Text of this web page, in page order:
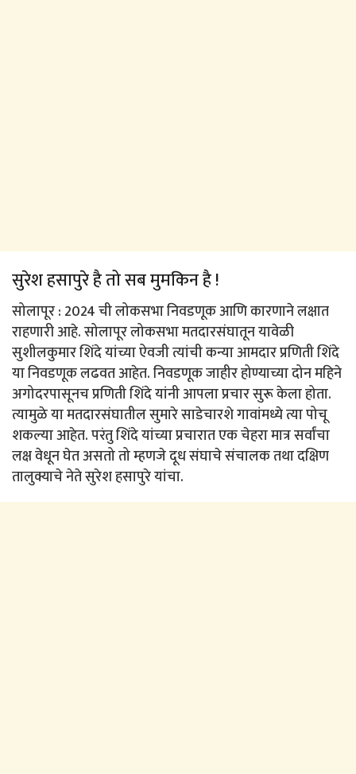
सुरेश हसापुरे है तो सब मुमकिन है !
सोलापूर : 2024 ची लोकसभा निवडणूक आणि कारणाने लक्षात
राहणारी आहे. सोलापूर लोकसभा मतदारसंघातून यावेळी
सुशीलकुमार शिंदे यांच्या ऐवजी त्यांची कन्या आमदार प्रणिती शिंदे
या निवडणूक लढवत आहेत. निवडणूक जाहीर होण्याच्या दोन महिने
अगोदरपासूनच प्रणिती शिंदे यांनी आपला प्रचार सुरू केला होता.
त्यामुळे या मतदारसंघातील सुमारे साडेचारशे गावांमध्ये त्या पोचू
शकल्या आहेत. परंतु शिंदे यांच्या प्रचारात एक चेहरा मात्र सर्वांचा
लक्ष वेधून घेत असतो तो म्हणजे दूध संघाचे संचालक तथा दक्षिण
तालुक्याचे नेते सुरेश हसापुरे यांचा.